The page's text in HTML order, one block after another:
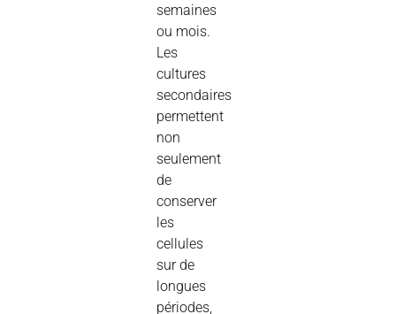
semaines
ou mois.
Les
cultures
secondaires
permettent
non
seulement
de
conserver
les
cellules
sur de
longues
périodes,